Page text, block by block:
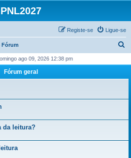
PNL2027
Ligue-se
Registe-se
Fórum
q
ago 09, 2026 12:38 pm
Fórum geral
da leitura?